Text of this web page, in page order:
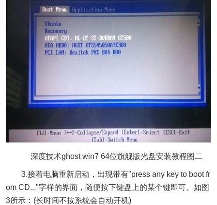
深度技术ghost win7 64位旗舰版光盘安装教程图二
3.接着电脑重新启动，出现带有"press any key to boot fr
om CD..."字样的界面，随便按下键盘上的某个键即可。如图
3所示：(长时间不按系统会自动开机)